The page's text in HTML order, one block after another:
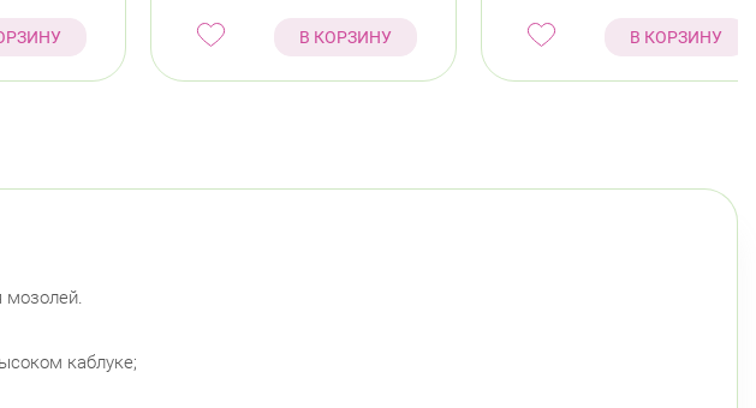
В КОРЗИНУ В КОРЗИНУ
мозолей.
каблуке;